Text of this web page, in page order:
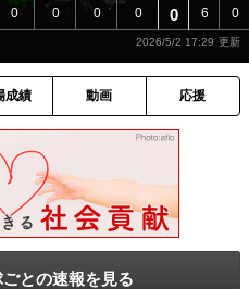
0 0 0 0 0 6 0
2026/5/2 17:29
成績 動画 応援
との速報を見る